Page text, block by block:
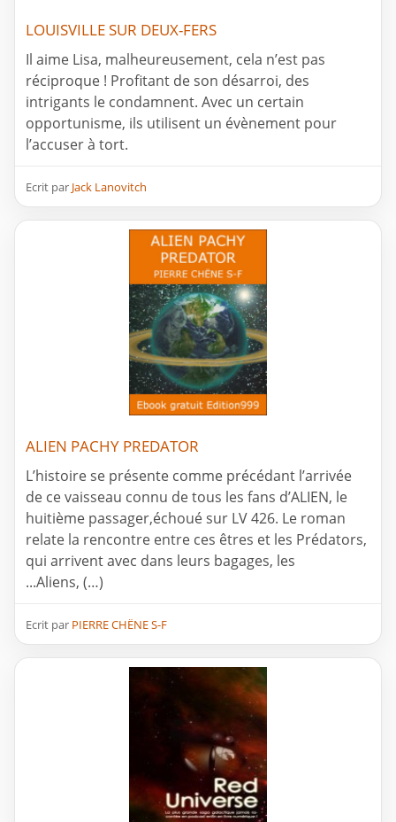
LOUISVILLE SUR DEUX-FERS
Il aime Lisa, malheureusement, cela n’est pas
réciproque ! Profitant de son désarroi, des
intrigants le condamnent. Avec un certain
opportunisme, ils utilisent un évènement pour
l’accuser à tort.
Ecrit par Jack Lanovitch
ALIEN PACHY PREDATOR
L’histoire se présente comme précédant l’arrivée
de ce vaisseau connu de tous les fans d’ALIEN, le
huitième passager,échoué sur LV 426. Le roman
relate la rencontre entre ces êtres et les Prédators,
qui arrivent avec dans leurs bagages, les
...Aliens, (…)
Ecrit par PIERRE CHËNE S-F